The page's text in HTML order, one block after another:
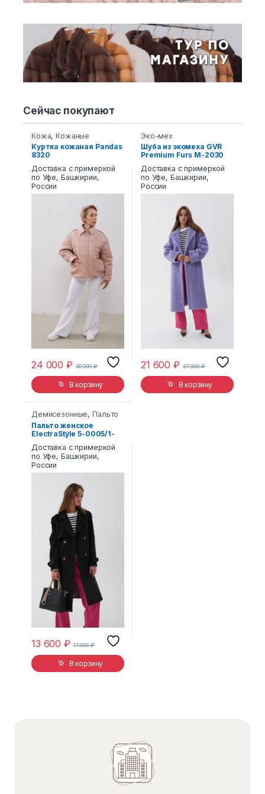
Сейчас покупают
Кожа,Кожаные
пуховики и пальто
Куртка кожаная Pandas
8320
Доставка с примеркой
по Уфе, Башкирии,
России
24 000₽ 30 000₽
В корзину
Эко-мех
Шуба из экомеха GVR
Premium Furs M-2030
Доставка с примеркой
по Уфе, Башкирии,
России
21 600₽ 27 000₽
В корзину
Демисезонные,Пальто
Пальто женское
ElectraStyle 5-0005/1-
Доставка с примеркой
по Уфе, Башкирии,
России
13 600₽ 17 000₽
В корзину